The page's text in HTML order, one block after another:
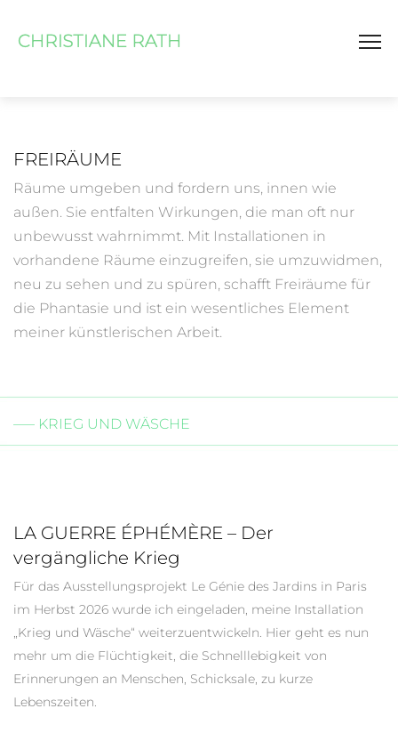
FREIRÄUME
Räume umgeben und fordern uns, innen wie
außen. Sie entfalten Wirkungen, die man oft nur
unbewusst wahrnimmt. Mit Installationen in
vorhandene Räume einzugreifen, sie umzuwidmen,
neu zu sehen und zu spüren, schafft Freiräume für
die Phantasie und ist ein wesentliches Element
meiner künstlerischen Arbeit.
––– KRIEG UND WÄSCHE
LA GUERRE ÉPHÉMÈRE – Der
vergängliche Krieg
Für das Ausstellungsprojekt Le Génie des Jardins in Paris
im Herbst 2026 wurde ich eingeladen, meine Installation
„Krieg und Wäsche“ weiterzuentwickeln. Hier geht es nun
mehr um die Flüchtigkeit, die Schnelllebigkeit von
Erinnerungen an Menschen, Schicksale, zu kurze
Lebenszeiten.